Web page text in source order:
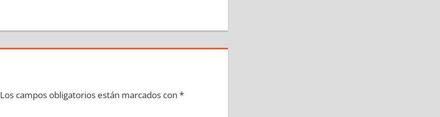
Los campos obligatorios están marcados con *